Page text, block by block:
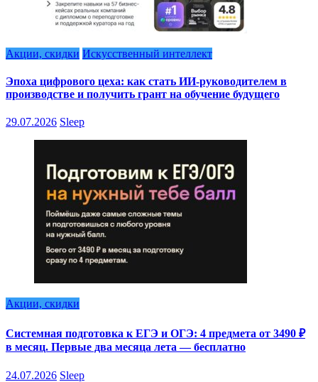
Акции, скидки Искусственный интеллект
Эпоха цифрового цеха: как стать ИИ-руководителем в
производстве и получить грант на обучение будущего
29.07.2026 Sleep
Акции, скидки
Системная подготовка к ЕГЭ и ОГЭ: 4 предмета от 3490 ₽
в месяц. Первые два месяца лета — бесплатно
24.07.2026 Sleep